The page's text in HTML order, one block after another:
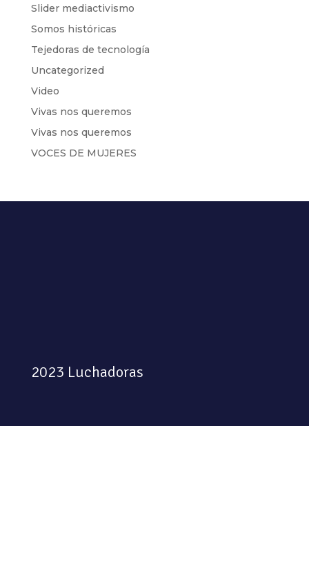
Slider mediactivismo
Somos históricas
Tejedoras de tecnología
Uncategorized
Video
Vivas nos queremos
Vivas nos queremos
VOCES DE MUJERES
2023 Luchadoras